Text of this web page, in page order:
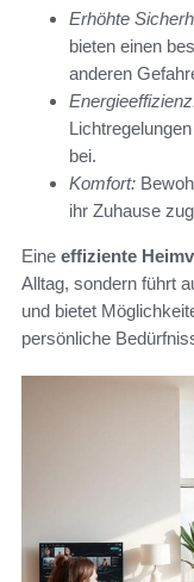
Erhöhte
bieten einen
anderen
bei.
Komfort:
ihr Zuhause
Eine effiziente
Alltag, sondern führt
und bietet
persönliche